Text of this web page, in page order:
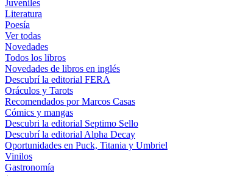
Juveniles
Literatura
Poesía
Ver todas
Novedades
Todos los libros
Novedades de libros en inglés
Descubrí la editorial FERA
Oráculos y Tarots
Recomendados por Marcos Casas
Cómics y mangas
Descubri la editorial Septimo Sello
Descubrí la editorial Alpha Decay
Oportunidades en Puck, Titania y Umbriel
Vinilos
Gastronomía